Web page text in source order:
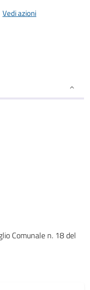
Vedi azioni
Comunale n. 18 del